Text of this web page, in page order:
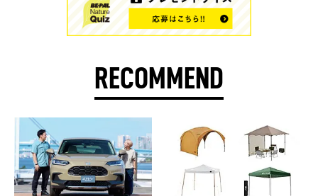
RECOMMEND